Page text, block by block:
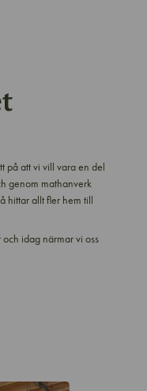
på att vi vill vara en del
genom mathanverk
hittar allt fler hem till
idag närmar vi oss